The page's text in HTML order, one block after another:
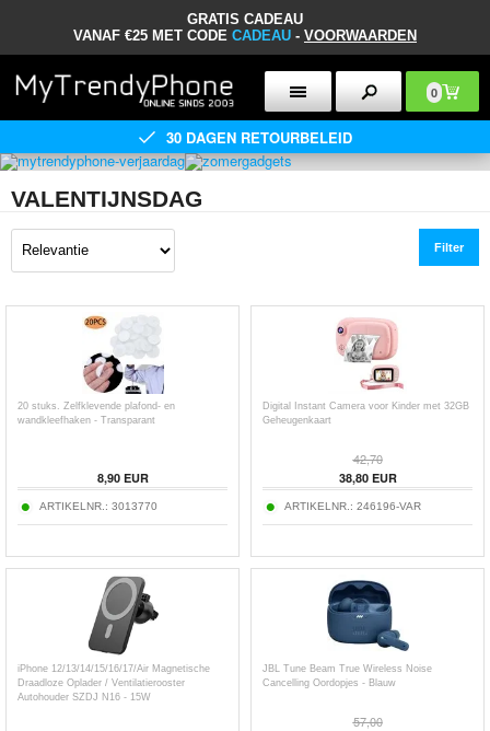
GRATIS CADEAU
VANAF €25 MET CODE CADEAU - VOORWAARDEN
0
30 DAGEN RETOURBELEID
VALENTIJNSDAG
Filter
20 stuks. Zelfklevende plafond- en
wandkleefhaken - Transparant
8,90EUR
ARTIKELNR.: 3013770
Digital Instant Camera voor Kinder met 32GB
Geheugenkaart
42,70
38,80EUR
ARTIKELNR.: 246196-VAR
iPhone 12/13/14/15/16/17/Air Magnetische
Draadloze Oplader / Ventilatierooster
Autohouder SZDJ N16 - 15W
JBL Tune Beam True Wireless Noise
Cancelling Oordopjes - Blauw
57,00